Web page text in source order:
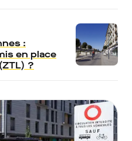
:
en place
?